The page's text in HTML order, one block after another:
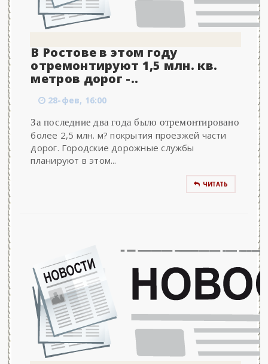
В Ростове в этом году
отремонтируют 1,5 млн. кв.
метров дорог -..
28-фев, 16:00
За последние два года было отремонтировано
более 2,5 млн. м? покрытия проезжей части
дорог. Городские дорожные службы
планируют в этом...
ЧИТАТЬ